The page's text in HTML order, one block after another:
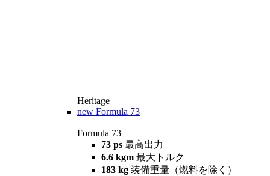
Heritage
new Formula 73
Formula 73
73 ps 最高出力
6.6 kgm 最大トルク
183 kg 装備重量（燃料を除く）